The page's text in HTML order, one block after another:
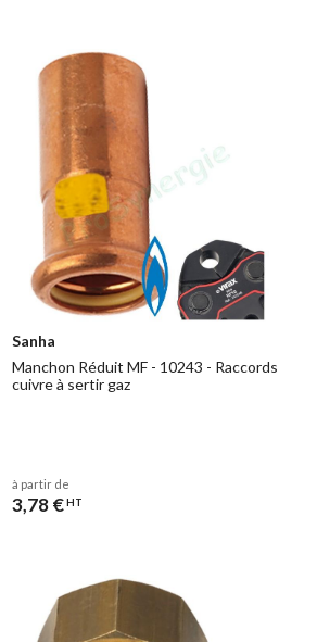
Sanha
Manchon Réduit MF - 10243 - Raccords
cuivre à sertir gaz
à partir de
3,78 €HT